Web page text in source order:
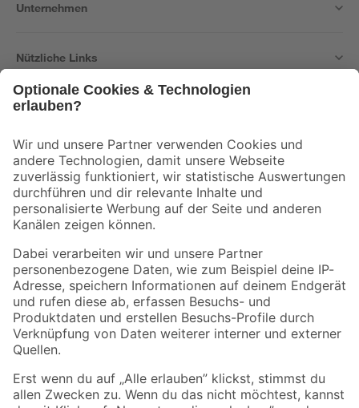
Unternehmen
Nützliche Links
Der toom Newsletter: Keine Angebote und Aktionen mehr verpassen!
Zur Newsletter Anmeldung
Folge uns
Zahlungsarten Versandarten
Sicher einkaufen